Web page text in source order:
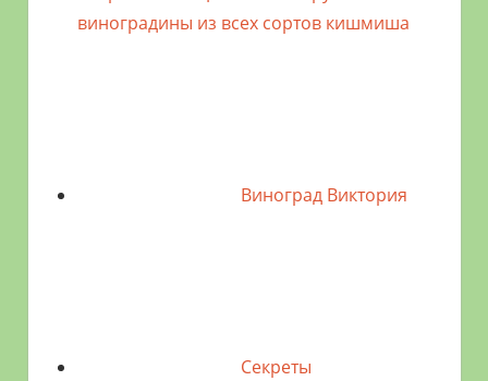
виноградины из всех сортов кишмиша
Виноград Виктория
Секреты